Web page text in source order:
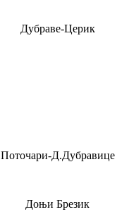
Дубраве-Церик
Поточари-Д.Дубравице
Доњи Брезик